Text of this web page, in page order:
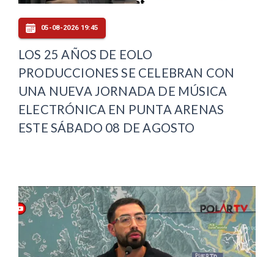
05-08-2026 19:45
LOS 25 AÑOS DE EOLO
PRODUCCIONES SE CELEBRAN CON
UNA NUEVA JORNADA DE MÚSICA
ELECTRÓNICA EN PUNTA ARENAS
ESTE SÁBADO 08 DE AGOSTO